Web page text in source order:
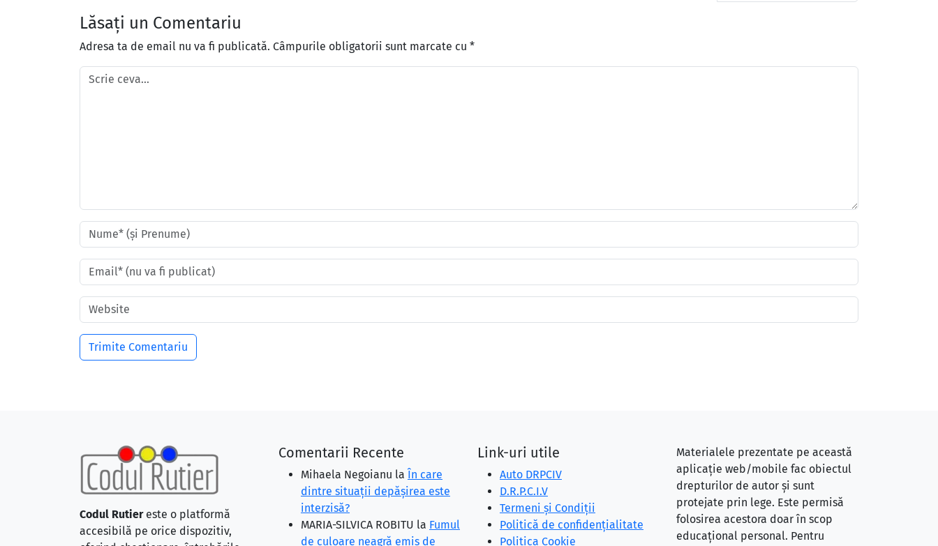
Lăsați un Comentariu
Adresa ta de email nu va fi publicată. Câmpurile obligatorii sunt marcate cu *
Codul Rutiereste o platformă
accesibilă pe orice dispozitiv,
Comentarii Recente
Mihaela Negoianu la În care
dintre situaţii depăşirea este
interzisă?
MARIA-SILVICA ROBITU la Fumul
de culoare neagră emis de
Link-uri utile
Auto DRPCIV
D.R.P.C.I.V
Termeni și Condiții
Politică de confidențialitate
Politica Cookie
Materialele prezentate pe această
aplicație web/mobile fac obiectul
drepturilor de autor și sunt
protejate prin lege. Este permisă
folosirea acestora doar în scop
educațional personal. Pentru